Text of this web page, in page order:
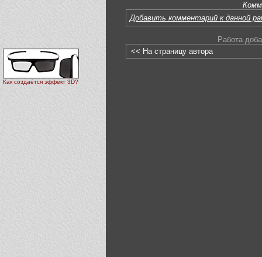
Как создаётся эффект 3D?
Добавить комментарий к данной
Работа
<< На страницу автора